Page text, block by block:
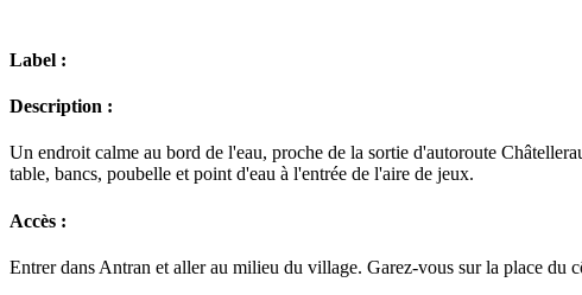
Label :
Description :
Un endroit calme au bord de l'eau, proche de la sortie d'autoroute
table, bancs, poubelle et point d'eau à l'entrée de l'aire de jeux.
Accès :
Entrer dans Antran et aller au milieu du village. Garez-vous sur la place du